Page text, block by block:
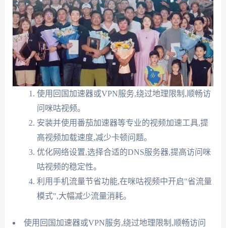
使用回国加速器或VPN服务,绕过地理限制,顺畅访
问咪咕视频。
安装并使用番茄加速器等专业的视频加速工具,提
高视频加载速度,减少卡顿问题。
优化网络设置,选择合适的DNS服务器,提高访问咪
咕视频的稳定性。
利用手机流量节省功能,在咪咕视频中开启"省流量
模式",大幅减少流量消耗。
使用回国加速器或VPN服务,绕过地理限制,顺畅访问